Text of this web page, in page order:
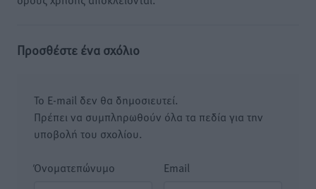
Προσθέστε ένα σχόλιο
Το E-mail δεν θα δημοσιευτεί.
Πρέπει να συμπληρωθούν όλα τα πεδία για την
υποβολή του σχολίου.
Όνοματεπώνυμο Email